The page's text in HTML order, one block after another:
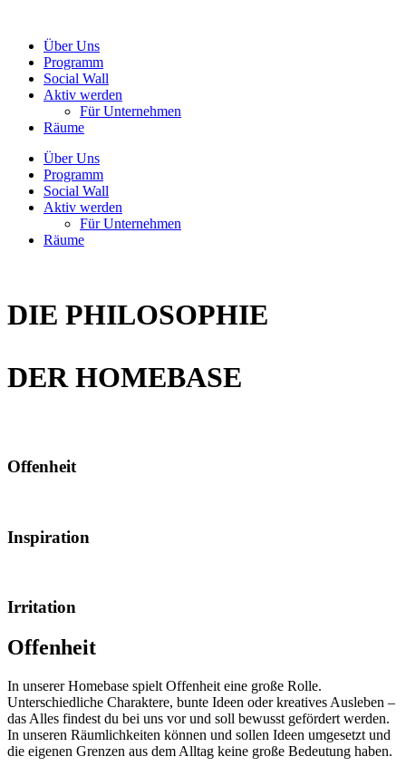
wechselnÜber Uns
Programm
Social Wall
Aktiv werden
Für Unternehmen
Räume
Über Uns
Programm
Social Wall
Aktiv werden
Für Unternehmen
Räume
DIE PHILOSOPHIE
DER HOMEBASE
Offenheit
Inspiration
Irritation
Offenheit
In unserer Homebase spielt Offenheit eine große Rolle.
Unterschiedliche Charaktere, bunte Ideen oder kreatives Ausleben –
das Alles findest du bei uns vor und soll bewusst gefördert werden.
In unseren Räumlichkeiten können und sollen Ideen umgesetzt und
die eigenen Grenzen aus dem Alltag keine große Bedeutung haben.